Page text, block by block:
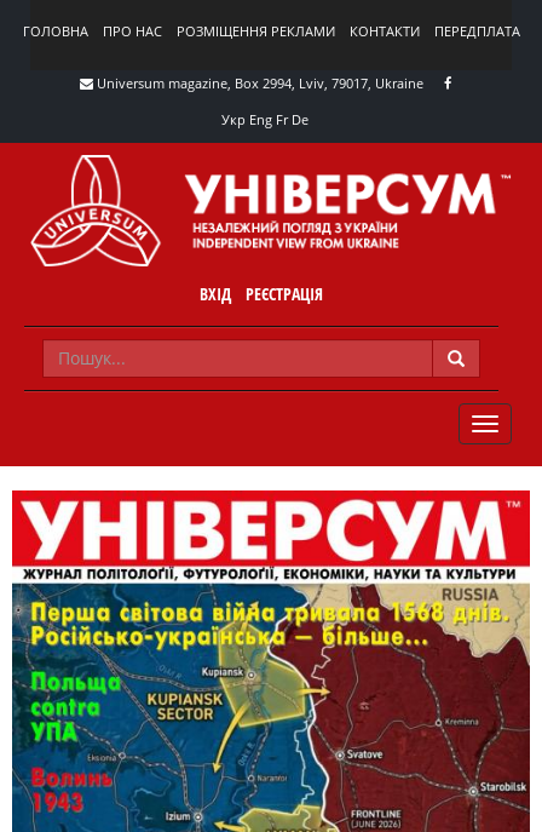
ГОЛОВНА ПРО НАС РОЗМІЩЕННЯ РЕКЛАМИ КОНТАКТИ ПЕРЕДПЛАТА
Universum magazine, Box 2994, Lviv, 79017, Ukraine
Укр Eng Fr De
ВХІД РЕЄСТРАЦІЯ
TOGGLE